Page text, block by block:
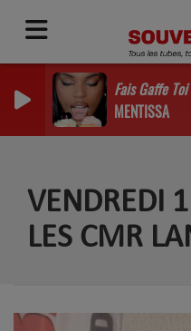
Fais Gaffe
MENTISSA
VENDREDI
LES CMR